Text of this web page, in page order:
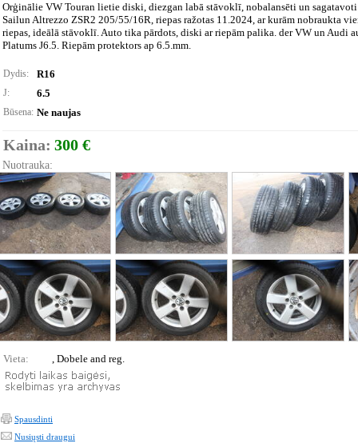
Orģinālie VW Touran lietie diski, diezgan labā stāvoklī, nobalansēti un sagatavoti
Sailun Altrezzo ZSR2 205/55/16R, riepas ražotas 11.2024, ar kurām nobraukta
riepas, ideālā stāvoklī. Auto tika pārdots, diski ar riepām palika. der VW un Audi
Platums J6.5. Riepām protektors ap 6.5.mm.
Dydis: R16
J: 6.5
Būsena: Ne naujas
Kaina: 300 €
Nuotrauka:
Vieta: , Dobele and reg.
Spausdinti
Nusiųsti draugui